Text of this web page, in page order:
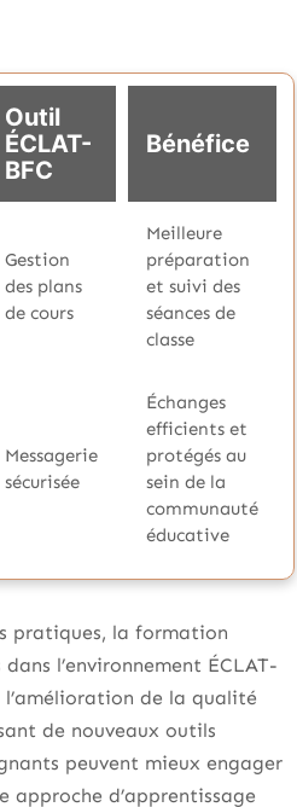
Outil
ÉCLAT-
BFC
Bénéfice
Gestion
des plans
de cours
Meilleure
préparation
et suivi des
séances de
classe
Messagerie
sécurisée
Échanges
efficients et
protégés au
sein de la
communauté
éducative
pratiques, la formation
l’environnement ÉCLAT-
l’amélioration de la qualité
de nouveaux outils
peuvent mieux engager
approche d’apprentissage